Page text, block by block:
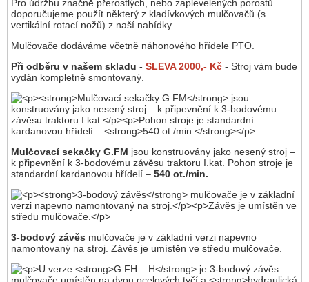
Pro údržbu značně přerostlých, nebo zaplevelených porostů
doporučujeme použít některý z kladívkových mulčovačů (s
vertikální rotací nožů) z naší nabídky.
Mulčovače dodáváme včetně náhonového hřídele PTO.
Při odběru v našem skladu - SLEVA 2000,- Kč - Stroj vám bude
vydán kompletně smontovaný.
Mulčovací sekačky G.FM jsou konstruovány jako nesený stroj –
k připevnění k 3-bodovému závěsu traktoru I.kat. Pohon stroje je
standardní kardanovou hřídelí – 540 ot./min.
3-bodový závěs mulčovače je v základní verzi napevno
namontovaný na stroj. Závěs je umístěn ve středu mulčovače.